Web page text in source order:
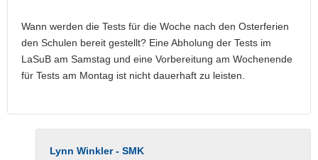
Wann werden die Tests für die Woche nach den Osterferien
den Schulen bereit gestellt? Eine Abholung der Tests im
LaSuB am Samstag und eine Vorbereitung am Wochenende
für Tests am Montag ist nicht dauerhaft zu leisten.
Lynn Winkler - SMK